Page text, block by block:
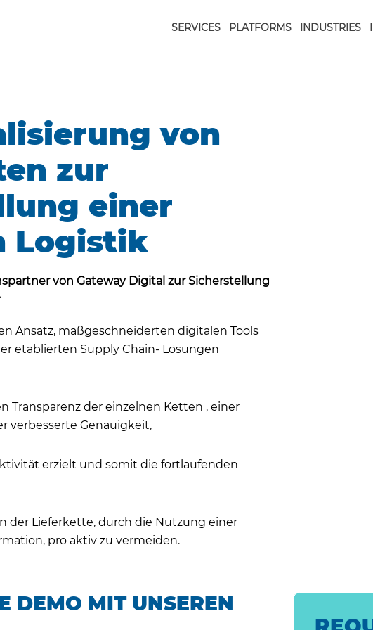
SERVICES PLATFORMS INDUSTRIES
von
zur
einer
Logistik
von Gateway Digital zur Sicherstellung
Ansatz, maßgeschneiderten digitalen Tools
etablierten Supply Chain- Lösungen
Transparenz der einzelnen Ketten , einer
verbesserte Genauigkeit,
erzielt und somit die fortlaufenden
der Lieferkette, durch die Nutzung einer
pro aktiv zu vermeiden.
DEMO MIT UNSEREN